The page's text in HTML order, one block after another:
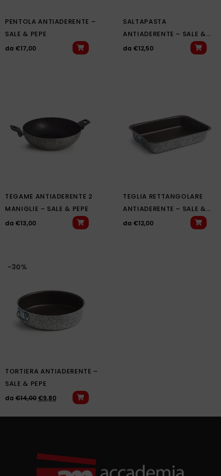
PENTOLA ANTIADERENTE –
SALE & PEPE
da €17,00
SALTAPASTA
ANTIADERENTE – SALE &
PEPE
da €12,50
TEGAME ANTIADERENTE 2
MANIGLIE – SALE & PEPE
da €13,00
TEGLIA RETTANGOLARE
ANTIADERENTE – SALE &
PEPE
da €12,00
-30%
TORTIERA ANTIADERENTE –
SALE & PEPE
da €14,00 €9,80